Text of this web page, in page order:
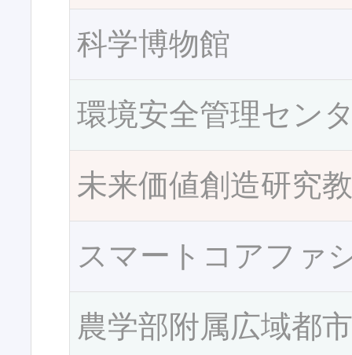
科学博物館
環境安全管理セン
未来価値創造研究
スマートコアファ
農学部附属広域都